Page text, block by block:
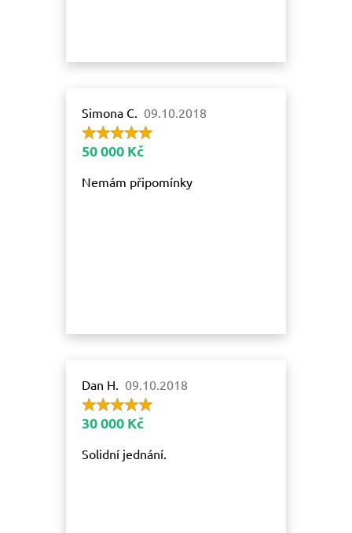
Simona C. 09.10.2018
50 000 Kč
Nemám připomínky
Dan H. 09.10.2018
30 000 Kč
Solidní jednání.